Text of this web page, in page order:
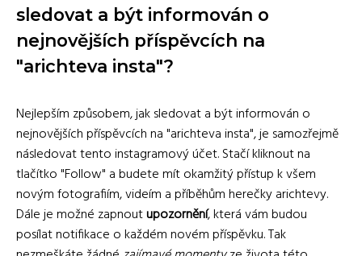
sledovat a být informován o
nejnovějších příspěvcích na
"arichteva insta"?
Nejlepším způsobem, jak sledovat a být informován o
nejnovějších příspěvcích na "arichteva insta", je samozřejmě
následovat tento instagramový účet. Stačí kliknout na
tlačítko "Follow" a budete mít okamžitý přístup k všem
novým fotografiím, videím a příběhům herečky arichtevy.
Dále je možné zapnoutupozornění, která vám budou
posílat notifikace o každém novém příspěvku. Tak